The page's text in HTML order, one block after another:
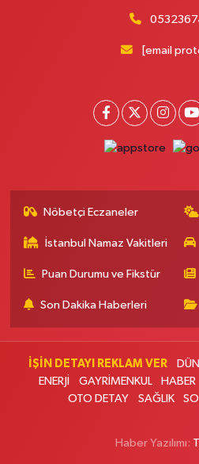
Nurtepe Mahallesi, Şehit Mustafa Burcu
Yol Tarifi Al
Yeni Mahallesi, 7053 Sokak No:23 B
İstanbul
0 (212) 243 17 77
Çağdaş Eczanesi
Buse Eczanesi
Rüzgarlıbahçe Mahallesi, Ferit İnal
0 (216) 680 06 58 Yol Tarifi Al
[email
Nöbetçi Eczaneler
İstanbul Namaz Vakitleri
Puan Durumu ve Fikstür
Son Dakika Haberleri
İŞİN DETAYI REKLAM VER
ENERJİ
GAYRİMENKUL HABER
OTO DETAY
SAĞLIK
Haber Yazılımı: